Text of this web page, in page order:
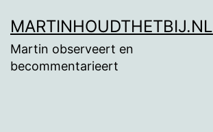
naar
de
MARTINHOUDTHETBIJ.NL
Martin observeert en
becommentarieert